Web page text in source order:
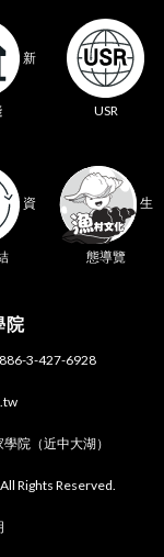
新
USR
資 生
態導覽
院
3-427-6928
院（近中大湖）
Rights Reserved.